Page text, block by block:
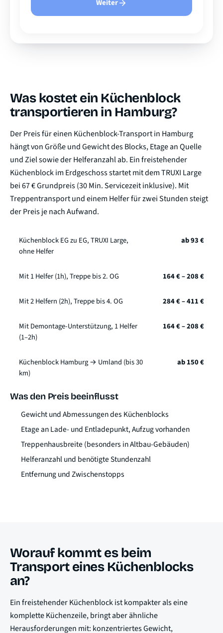
Weiter
Was kostet ein Küchenblock
transportieren in Hamburg?
Der Preis für einen Küchenblock-Transport in Hamburg
hängt von Größe und Gewicht des Blocks, Etage an Quelle
und Ziel sowie der Helferanzahl ab. Ein freistehender
Küchenblock im Erdgeschoss startet mit dem TRUXI Large
bei 67 € Grundpreis (30 Min. Servicezeit inklusive). Mit
Treppentransport und einem Helfer für zwei Stunden steigt
der Preis je nach Aufwand.
Küchenblock EG zu EG, TRUXI Large,
ohne Helfer
ab 93 €
Mit 1 Helfer (1h), Treppe bis 2. OG 164 € – 208 €
Mit 2 Helfern (2h), Treppe bis 4. OG 284 € – 411 €
Mit Demontage-Unterstützung, 1 Helfer
(1–2h)
164 € – 208 €
Küchenblock Hamburg → Umland (bis 30
km)
ab 150 €
Was den Preis beeinflusst
Gewicht und Abmessungen des Küchenblocks
Etage an Lade- und Entladepunkt, Aufzug vorhanden
Treppenhausbreite (besonders in Altbau-Gebäuden)
Helferanzahl und benötigte Stundenzahl
Entfernung und Zwischenstopps
Worauf kommt es beim
Transport eines Küchenblocks
an?
Ein freistehender Küchenblock ist kompakter als eine
komplette Küchenzeile, bringt aber ähnliche
Herausforderungen mit: konzentriertes Gewicht,